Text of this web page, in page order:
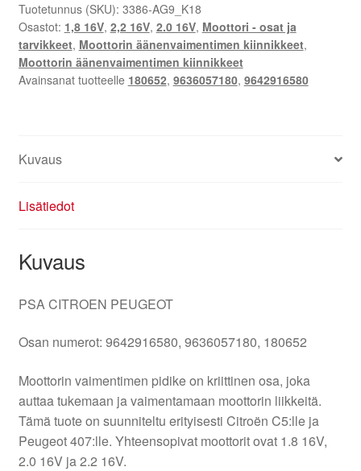
Tuotetunnus (SKU): 3386-AG9_K18
Osastot: 1,8 16V, 2,2 16V, 2.0 16V, Moottori - osat ja
tarvikkeet, Moottorin äänenvaimentimen kiinnikkeet,
Moottorin äänenvaimentimen kiinnikkeet
Avainsanat tuotteelle 180652, 9636057180, 9642916580
Kuvaus
Lisätiedot
Kuvaus
PSA CITROEN PEUGEOT
Osan numerot: 9642916580, 9636057180, 180652
Moottorin vaimentimen pidike on kriittinen osa, joka
auttaa tukemaan ja vaimentamaan moottorin liikkeitä.
Tämä tuote on suunniteltu erityisesti Citroën C5:lle ja
Peugeot 407:lle. Yhteensopivat moottorit ovat 1.8 16V,
2.0 16V ja 2.2 16V.